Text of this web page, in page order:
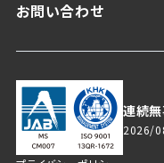
お問い合わせ
連続
2026/